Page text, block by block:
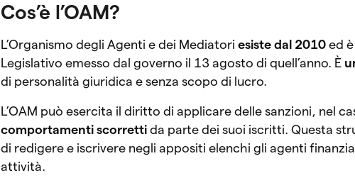
Cos’è l’OAM?
L’Organismo degli Agenti e dei Mediatoriesiste dal 2010 ed
Legislativo emesso dal governo il 13 agosto di quell’anno. È
di personalità giuridica e senza scopo di lucro.
L’OAM può esercita il diritto di applicare delle sanzioni, nel
comportamenti scorretti da parte dei suoi iscritti. Questa
di redigere e iscrivere negli appositi elenchi gli agenti
attività.